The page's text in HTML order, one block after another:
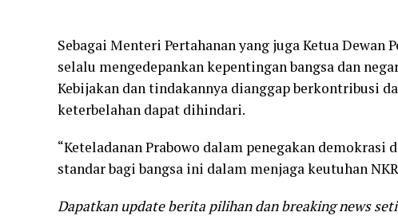
Sebagai Menteri Pertahanan yang juga Ketua
selalu mengedepankan kepentingan bangsa dan
Kebijakan dan tindakannya dianggap berkontribusi
keterbelahan dapat dihindari.
“Keteladanan Prabowo dalam penegakan
standar bagi bangsa ini dalam menjaga keutuhan
Dapatkan update berita pilihan dan breaking news